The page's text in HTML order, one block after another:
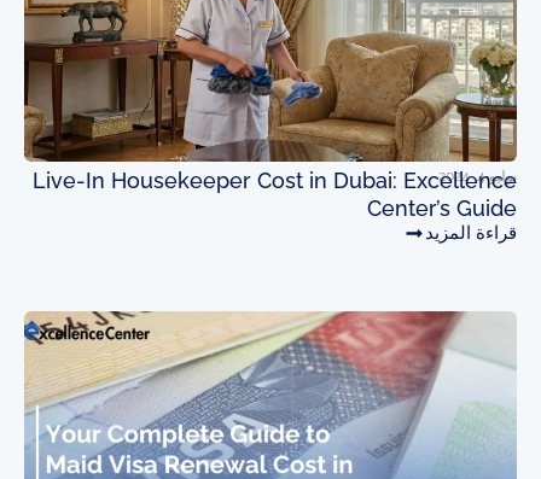
يوليو 4, 2024
Live-In Housekeeper Cost in Dubai: Excellence
Center’s Guide
قراءة المزيد